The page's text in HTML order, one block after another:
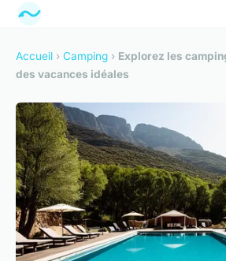
Accueil › Camping › Explorez les
des vacances idéales